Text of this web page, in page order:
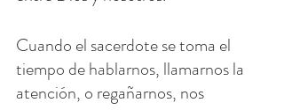
Cuando el sacerdote se toma el
tiempo de hablarnos, llamarnos la
atención, o regañarnos, nos